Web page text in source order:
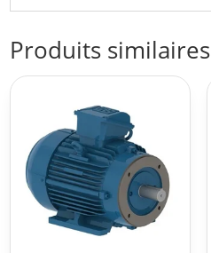
Produits similaires